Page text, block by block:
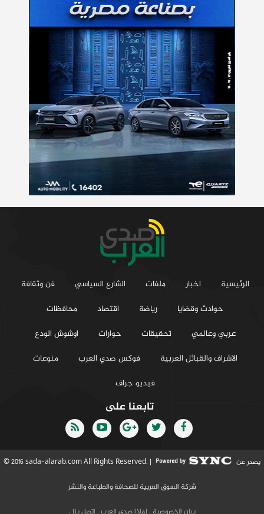
الرئيسية اخبار ملفات الشارع السياسي
فن وثقافة
حوادث وقضايا
رياضة اقتصاد
محافظات
عربي وعالمي
تحقيقات حوارات
اوشوش الودع
الاشراف والقبائل العربية
فوكس صدي العرب
منوعات
فيديو جراف
تابعنا على
© 2016 sada-alarab.com All Rights Reserved. | يصدر عن
شركة السوق العربية للصحافة والطباعة والنشر